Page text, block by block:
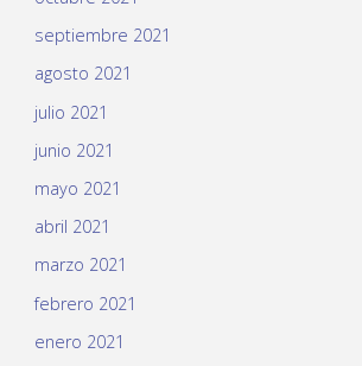
septiembre 2021
agosto 2021
julio 2021
junio 2021
mayo 2021
abril 2021
marzo 2021
febrero 2021
enero 2021